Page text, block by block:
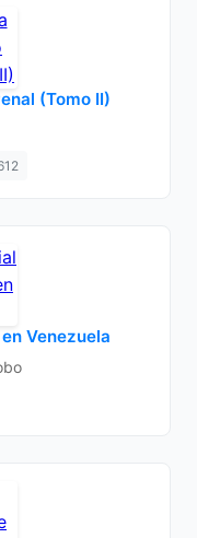
(Tomo II)
Venezuela